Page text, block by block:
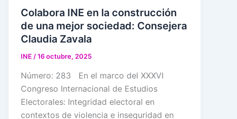
Colabora INE en la construcción
de una mejor sociedad: Consejera
Claudia Zavala
INE/16 octubre, 2025
Número: 283 En el marco del XXXVI
Congreso Internacional de Estudios
Electorales: Integridad electoral en
contextos de violencia e inseguridad en